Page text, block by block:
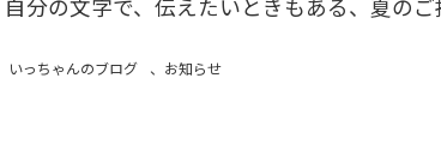
分の文字で、伝えたいときもある、夏のご
いっちゃんのブログ 、 お知らせ